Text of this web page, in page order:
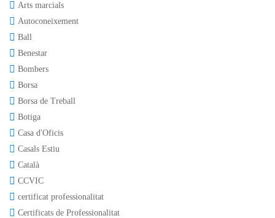
Arts marcials
Autoconeixement
Ball
Benestar
Bombers
Borsa
Borsa de Treball
Botiga
Casa d'Oficis
Casals Estiu
Català
CCVIC
certificat professionalitat
Certificats de Professionalitat